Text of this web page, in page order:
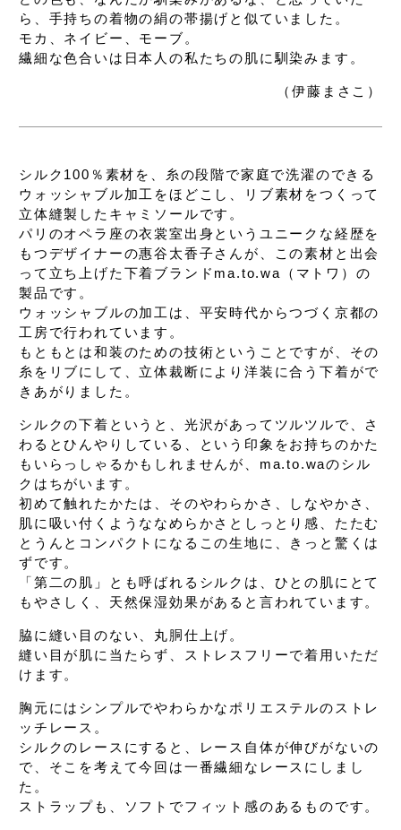
ら、 手持ちの着物の絹の帯揚げと似ていました。
モカ、ネイビー、モーブ。
繊細な色合いは日本人の私たちの肌に馴染みます。
（伊藤まさこ）
シルク100％素材を、糸の段階で家庭で洗濯のできる
ウォッシャブル加工をほどこし、
リブ素材をつくって
立体縫製したキャミソールです。
パリのオペラ座の衣裳室出身という ユニークな経歴を
もつデザイナーの惠谷太香子さんが、
この素材と出会
って立ち上げた下着ブランド ma.to.wa（マトワ）の
製品です。
ウォッシャブルの加工は、平安時代からつづく 京都の
工房で行われています。
もともとは和装のための技術ということですが、 その
糸をリブにして、立体裁断により 洋装に合う下着がで
きあがりました。
シルクの下着というと、光沢があってツルツルで、 さ
わるとひんやりしている、という印象をお持ちのかた
も いらっしゃるかもしれませんが、 ma.to.waのシル
クはちがいます。
初めて触れたかたは、そのやわらかさ、しなやかさ、
肌に吸い付くようななめらかさとしっとり感、 たたむ
とうんとコンパクトになるこの生地に、 きっと驚くは
ずです。
「第二の肌」とも呼ばれるシルクは、 ひとの肌にとて
もやさしく、 天然保湿効果があると言われています。
脇に縫い目のない、丸胴仕上げ。
縫い目が肌に当たらず、
ストレスフリーで着用いただ
けます。
胸元にはシンプルでやわらかな ポリエステルのストレ
ッチレース。
シルクのレースにすると、レース自体が伸びがないの
で、 そこを考えて今回は一番繊細なレースにしまし
た。
ストラップも、ソフトでフィット感のあるものです。